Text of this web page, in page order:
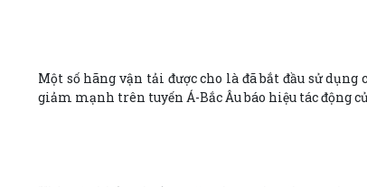
Một số hãng vận tải được cho là đã bắt đầu sử
giảm mạnh trên tuyến Á-Bắc Âu báo hiệu tác động